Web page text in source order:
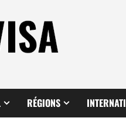
RÉGIONS